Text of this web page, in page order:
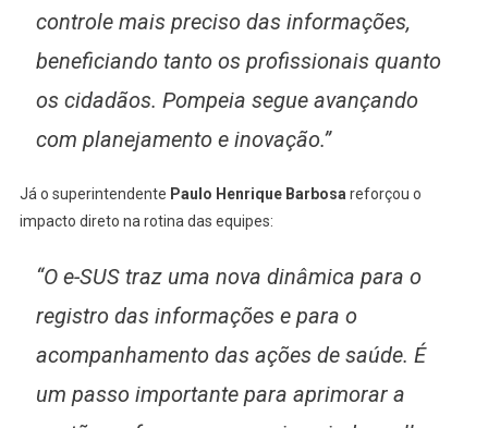
controle mais preciso das informações,
beneficiando tanto os profissionais quanto
os cidadãos. Pompeia segue avançando
com planejamento e inovação.”
Já o superintendente Paulo Henrique Barbosa reforçou o
impacto direto na rotina das equipes:
“O e-SUS traz uma nova dinâmica para o
registro das informações e para o
acompanhamento das ações de saúde. É
um passo importante para aprimorar a